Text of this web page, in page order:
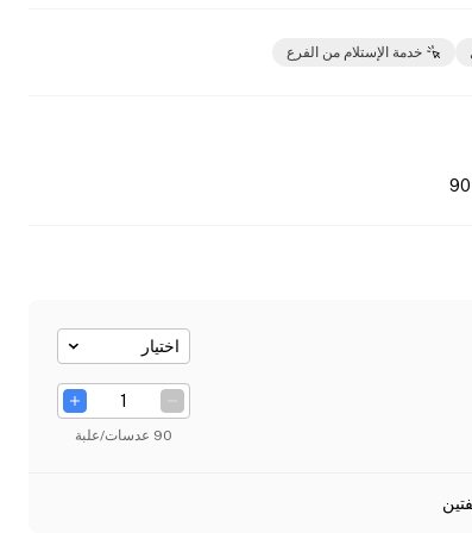
خدمة الإستلام من الفرع
اختيار
90 عدسات/علبة